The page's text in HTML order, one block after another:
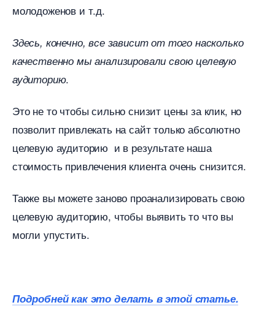
молодоженов и т.д.
Здесь, конечно, все зависит от того насколько
качественно мы анализировали свою целевую
аудиторию.
Это не то чтобы сильно снизит цены за клик, но
позволит привлекать на сайт только абсолютно
целевую аудиторию и в результате наша
стоимость привлечения клиента очень снизится.
Также вы можете заново проанализировать свою
целевую аудиторию, чтобы выявить то что вы
могли упустить.
Подробней как это делать в этой статье.